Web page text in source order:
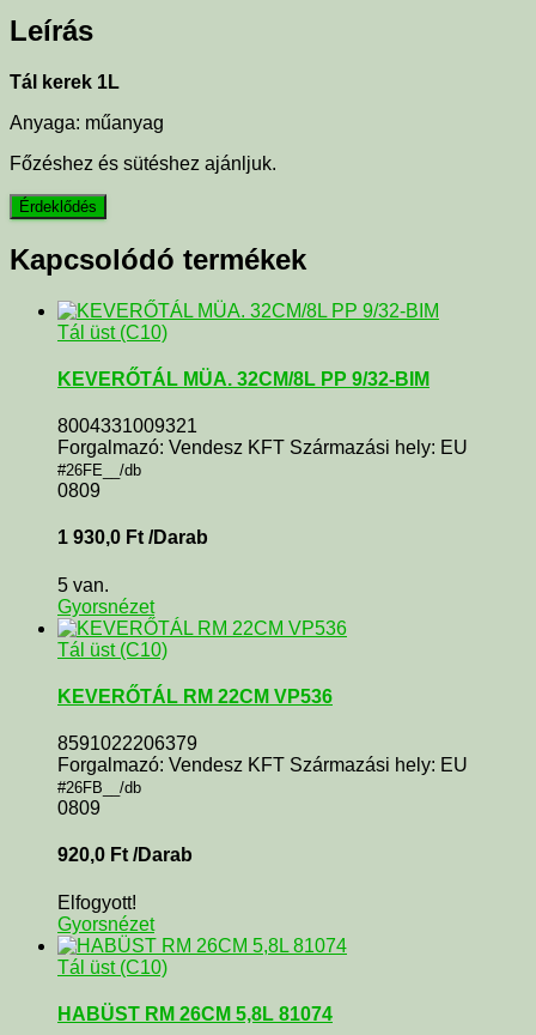
Leírás
Tál kerek 1L
Anyaga: műanyag
Főzéshez és sütéshez ajánljuk.
Kapcsolódó termékek
Tál üst (C10)
KEVERŐTÁL MÜA. 32CM/8L PP 9/32-BIM
8004331009321
Forgalmazó: Vendesz KFT Származási hely: EU
#26FE__/db
0809
1 930,0 Ft /Darab
5 van.
Gyorsnézet
Tál üst (C10)
KEVERŐTÁL RM 22CM VP536
8591022206379
Forgalmazó: Vendesz KFT Származási hely: EU
#26FB__/db
0809
920,0 Ft /Darab
Elfogyott!
Gyorsnézet
Tál üst (C10)
HABÜST RM 26CM 5,8L 81074